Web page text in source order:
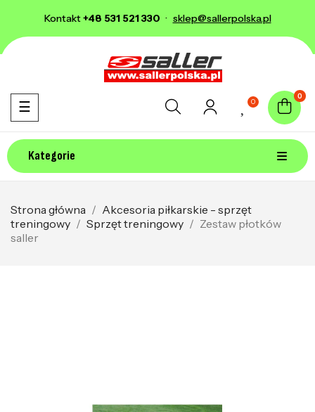
Kontakt+48 531 521 330 · sklep@sallerpolska.pl
0
0
Kategorie
Toggle navigation
☰
Strona główna
Akcesoria piłkarskie - sprzęt
treningowy
Sprzęt treningowy
Zestaw płotków
saller